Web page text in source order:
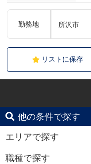
勤務地 所沢市
リストに保存
他の条件で探す
エリアで探す
職種で探す